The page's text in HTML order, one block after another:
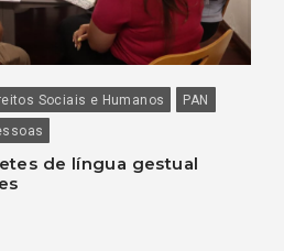
Sociais e Humanos
PAN
de língua gestual